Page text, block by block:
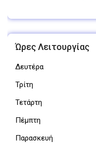
Ώρες Λειτουργίας
Δευτέρα
Τρίτη
Τετάρτη
Πέμπτη
Παρασκευή